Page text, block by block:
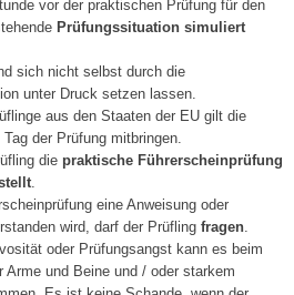
vor der praktischen Prüfung für den
Prüfungssituation simuliert
sich nicht selbst durch die
unter Druck setzen lassen.
aus den Staaten der EU gilt die
der Prüfung mitbringen.
die praktische Führerscheinprüfung
.
eine Anweisung oder
wird, darf der Prüfling fragen.
oder Prüfungsangst kann es beim
und Beine und / oder starkem